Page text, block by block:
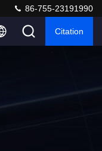
86-755-23191990
Citation